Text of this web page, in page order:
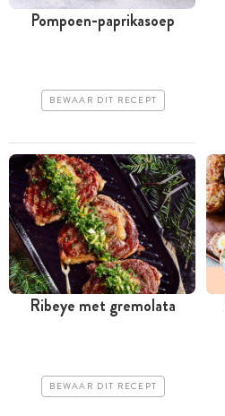
Pompoen-paprikasoep
BEWAAR DIT RECEPT
Ribeye met gremolata
BEWAAR DIT RECEPT